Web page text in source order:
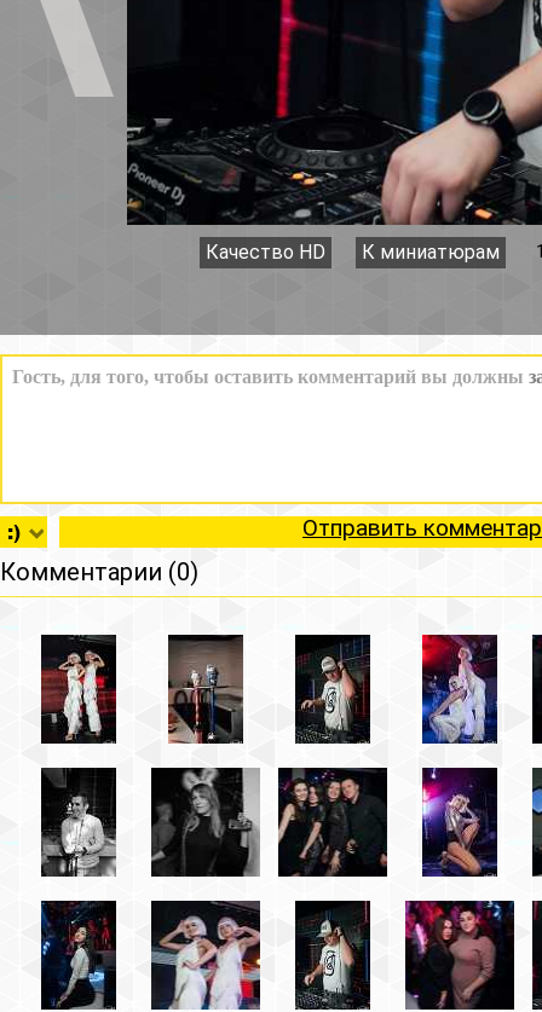
Качество HD К миниатюрам
Отправить
Комментарии (0)